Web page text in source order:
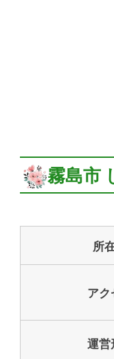
霧島市
所
アク
運営